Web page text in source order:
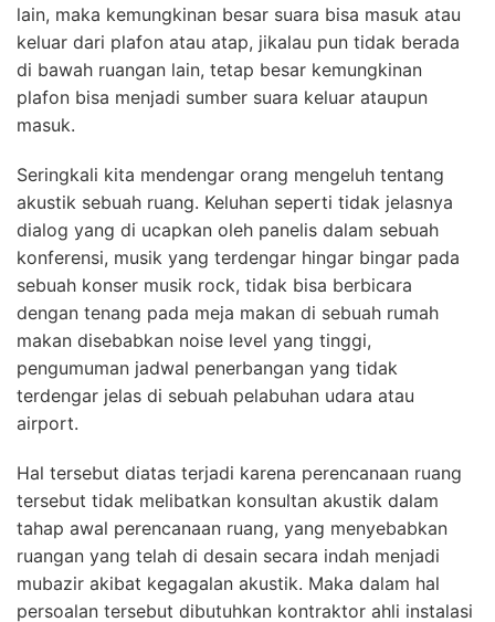
lain, maka kemungkinan besar suara bisa masuk atau
keluar dari plafon atau atap, jikalau pun tidak berada
di bawah ruangan lain, tetap besar kemungkinan
plafon bisa menjadi sumber suara keluar ataupun
masuk.
Seringkali kita mendengar orang mengeluh tentang
akustik sebuah ruang. Keluhan seperti tidak jelasnya
dialog yang di ucapkan oleh panelis dalam sebuah
konferensi, musik yang terdengar hingar bingar pada
sebuah konser musik rock, tidak bisa berbicara
dengan tenang pada meja makan di sebuah rumah
makan disebabkan noise level yang tinggi,
pengumuman jadwal penerbangan yang tidak
terdengar jelas di sebuah pelabuhan udara atau
airport.
Hal tersebut diatas terjadi karena perencanaan ruang
tersebut tidak melibatkan konsultan akustik dalam
tahap awal perencanaan ruang, yang menyebabkan
ruangan yang telah di desain secara indah menjadi
mubazir akibat kegagalan akustik. Maka dalam hal
persoalan tersebut dibutuhkan kontraktor ahli instalasi